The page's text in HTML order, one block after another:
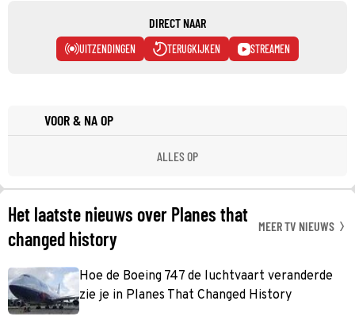
DIRECT NAAR
UITZENDINGEN TERUGKIJKEN STREAMEN
VOOR & NA OP
ALLES OP
Het laatste nieuws over Planes that
changed history
MEER TV NIEUWS
Hoe de Boeing 747 de luchtvaart veranderde
zie je in Planes That Changed History